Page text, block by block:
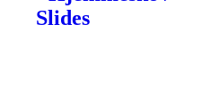
Slides